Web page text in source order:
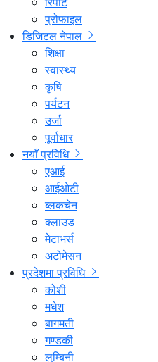
प्रोफाइल
डिजिटल नेपाल
शिक्षा
स्वास्थ्य
कृषि
पर्यटन
उर्जा
पूर्वाधार
नयाँ प्रविधि
एआई
आईओटी
ब्लकचेन
क्लाउड
मेटाभर्स
अटोमेसन
प्रदेशमा प्रविधि
कोशी
मधेश
बागमती
गण्डकी
लुम्बिनी